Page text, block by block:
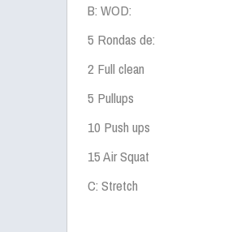
B: WOD:
5 Rondas de:
2 Full clean
5 Pullups
10 Push ups
15 Air Squat
C: Stretch